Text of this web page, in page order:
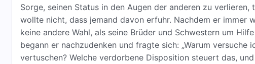
Sorge, seinen Status in den Augen der anderen zu
wollte nicht, dass jemand davon erfuhr. Nachdem er immer
keine andere Wahl, als seine Brüder und Schwestern um
begann er nachzudenken und fragte sich: „Warum
vertuschen? Welche verdorbene Disposition steuert das,